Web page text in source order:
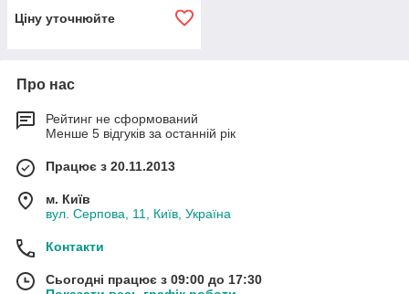
Ціну уточнюйте
Про нас
Рейтинг не сформований
Менше 5 відгуків за останній рік
Працює з 20.11.2013
м. Київ
вул. Серпова, 11, Київ, Україна
Контакти
Сьогодні працює з 09:00 до 17:30